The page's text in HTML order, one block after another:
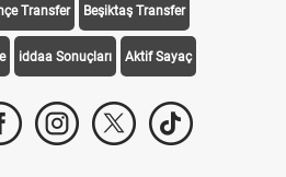
Fenerbahçe Beşiktaş Trabzonspor
Transfer Beşiktaş Transfer
iddaa Sonuçları Aktif Sayaç